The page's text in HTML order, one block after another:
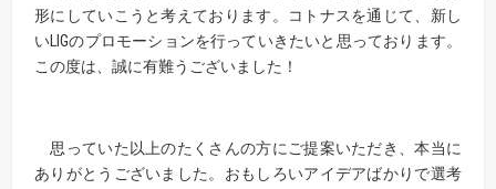
形にしていこうと考えております。コトナスを通じて、新し
いLIGのプロモーションを行っていきたいと思っております。
この度は、誠に有難うございました！
思っていた以上のたくさんの方にご提案いただき、本当に
ありがとうございました。おもしろいアイデアばかりで選考